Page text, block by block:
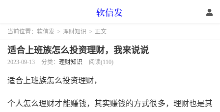
当前位置： 软信发 > 理财知识 > 正文
适合上班族怎么投资理财，我来说说
2023-09-13 分类： 理财知识 阅读(110)
适合上班族怎么投资理财，
个人怎么理财才能赚钱，其实赚钱的方式很多，理财也是其